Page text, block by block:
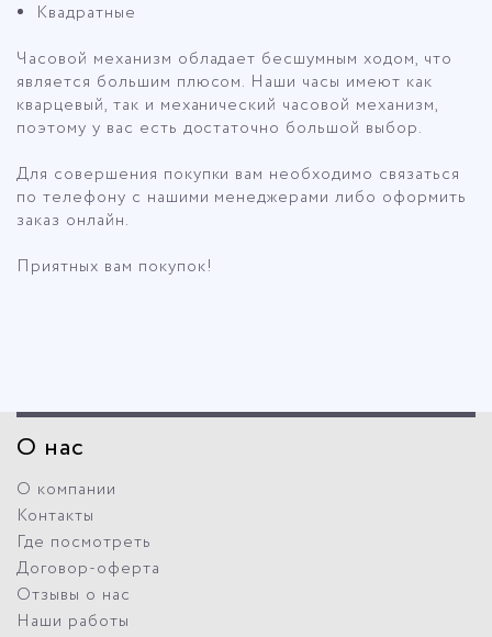
Квадратные
Часовой механизм обладает бесшумным ходом, что
является большим плюсом. Наши часы имеют как
кварцевый, так и механический часовой механизм,
поэтому у вас есть достаточно большой выбор.
Для совершения покупки вам необходимо связаться
по телефону с нашими менеджерами либо оформить
заказ онлайн.
Приятных вам покупок!
О нас
О компании
Контакты
Где посмотреть
Договор-оферта
Отзывы о нас
Наши работы